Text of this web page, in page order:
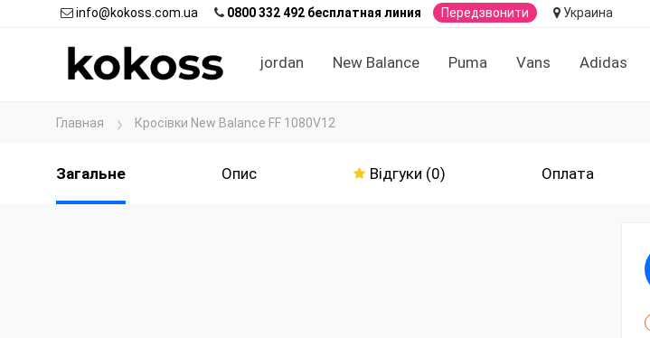
jordan New Balance Puma Vans Adidas
info@kokoss.com.ua 0800 332 492 бесплатная линия Передзвонити Украина
Главная Кросівки New Balance FF 1080V12
Загальне Опис Відгуки (0) Оплата